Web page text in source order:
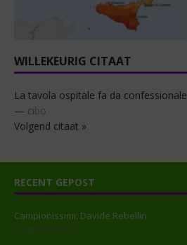
WILLEKEURIG CITAAT
La tavola ospitale fa da confessionale
— cibo
Volgend citaat »
RECENT GEPOST
Campionissimi: Davide Rebellin
9 augustus 2026